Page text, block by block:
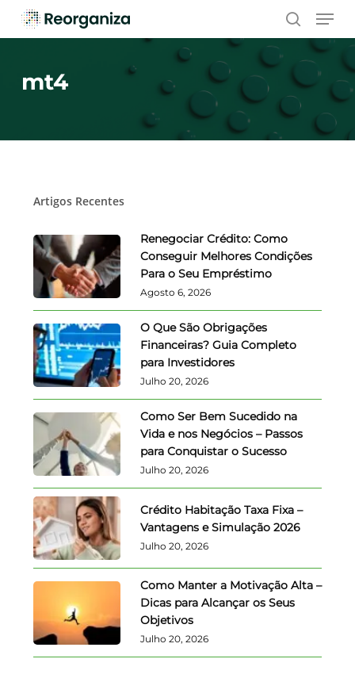
Skip
search
mt4
Artigos Recentes
Renegociar Crédito: Como
Conseguir Melhores Condições
Para o Seu Empréstimo
Agosto 6, 2026
O Que São Obrigações
Financeiras? Guia Completo
para Investidores
Julho 20, 2026
Como Ser Bem Sucedido na
Vida e nos Negócios – Passos
para Conquistar o Sucesso
Julho 20, 2026
Crédito Habitação Taxa Fixa –
Vantagens e Simulação 2026
Julho 20, 2026
Como Manter a Motivação Alta –
Dicas para Alcançar os Seus
Objetivos
Julho 20, 2026